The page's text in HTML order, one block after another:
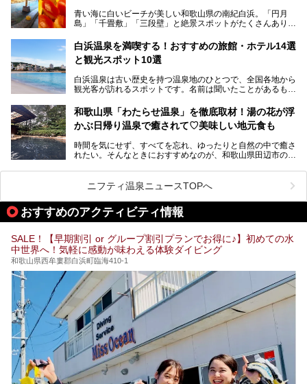
ンチに人気のお食事処メニューも紹介しちゃいます！
青い海に白いビーチが美しい和歌山県の南紀白浜。「円月
島」「千畳敷」「三段壁」と絶景スポットがたくさんありま
場する歴史の古さから日本三古湯の一つにも。
そんな「南紀白浜温泉」の「大江戸温泉物語Premium 白浜
グ」がスタートしました。温泉＆バイキング＆レジャースポ
ットとしてのこのホテルの魅力をたっぷり体験してきたので
───
提供元：大江戸温泉物語ホテルズ＆リゾーツ株式会社【P
この記事は大江戸温泉物語Premium 白浜彩朝楽のPR記事で
す。
白浜温泉を満喫する！おすすめの旅館・ホテル14選
と観光スポット10選
白浜温泉は古い歴史を持つ温泉地のひとつで、全国各地から
観光客が訪れるスポットです。名前は聞いたことがあるもの
か、実は知らない方も多いのではないでしょうか。
そこで今回は、白浜温泉ビギナー向けの基本情報をご紹介し
浜温泉を訪れるなら外せない観光スポットも合わせてご紹介
します。
和歌山県「わたらせ温泉」を徹底取材！湯の花が浮
かぶ日帰り温泉で癒されて♡美味しい地元食も
時間を気にせず、すべてを忘れ、ゆったりと自然の中で癒さ
れたい。そんなときにおすすめなのが、和歌山県田辺市の
の豊かな山々を眺めながら、どんどん期待が膨らみますよ。
「わたらせ温泉」では、温泉に入れるだけではなく、地元の
特産品を使った食事をいただける「露天食堂」でお腹も満た
すことができます。ぜひチェックしてくださいね。
ニフティ温泉ニュースTOPへ
おすすめのアクティビティ情報
SALE！【早期割引 or グループ割引プランでお得に♪】初めての水
中世界へ！気軽に感動が味わえる体験ダイビング
和歌山県西牟婁郡白浜町臨海410-1